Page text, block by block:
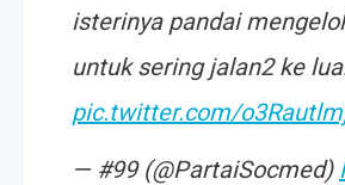
isterinya pandai
untuk sering jalan2 ke
pic.twitter.com/
— #99 (@PartaiSocmed)